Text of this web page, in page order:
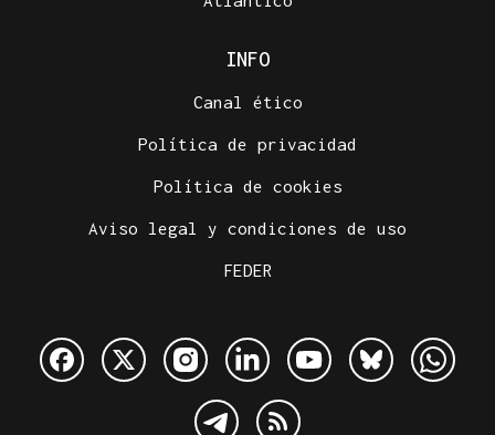
INFO
Canal ético
Política de privacidad
Política de cookies
Aviso legal y condiciones de uso
FEDER